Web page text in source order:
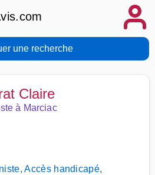
une recherche
Claire
à Marciac
Accès handicapé,